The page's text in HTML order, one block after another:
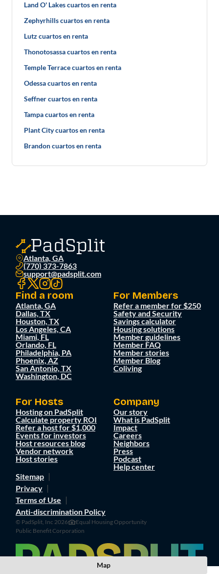
Land O' Lakes cuartos en renta
Zephyrhills cuartos en renta
Lutz cuartos en renta
Thonotosassa cuartos en renta
Temple Terrace cuartos en renta
Odessa cuartos en renta
Seffner cuartos en renta
Tampa cuartos en renta
Plant City cuartos en renta
Brandon cuartos en renta
Atlanta, GA
(770) 373-7863
support@padsplit.com
Find a room
Atlanta, GA
Dallas, TX
Houston, TX
Los Angeles, CA
Miami, FL
Orlando, FL
Philadelphia, PA
Phoenix, AZ
San Antonio, TX
Washington, DC
For Members
Refer a member for $250
Safety and Security
Savings calculator
Housing solutions
Member guidelines
Member FAQ
Member stories
Member Blog
Coliving
For Hosts
Hosting on PadSplit
Calculate property ROI
Refer a host for $1,000
Events for investors
Host resources blog
Vendor network
Host stories
Company
Our story
What is PadSplit
Impact
Careers
Neighbors
Press
Podcast
Help center
Sitemap
Privacy
Terms of Use
Anti-discrimination Policy
© PadSplit, Inc 2026
Equal Housing Opportunity
Public Benefit Corporation
Map